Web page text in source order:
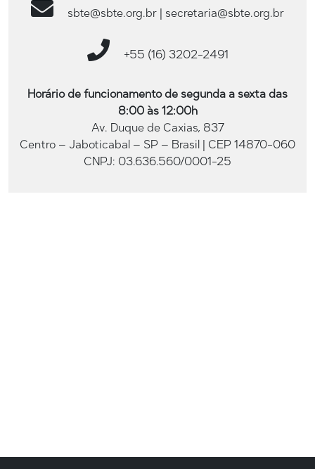
sbte@sbte.org.br | secretaria@sbte.org.br
+55 (16) 3202-2491
Horário de funcionamento de segunda a sexta das
8:00 às 12:00h
Av. Duque de Caxias, 837
Centro – Jaboticabal – SP – Brasil | CEP 14870-060
CNPJ: 03.636.560/0001-25